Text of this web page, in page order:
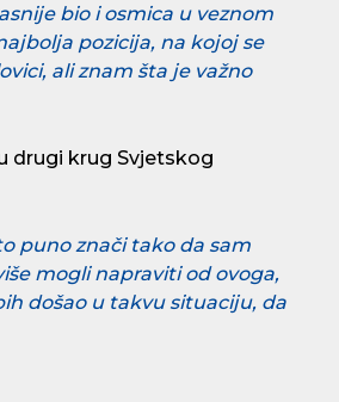
bio i osmica u veznom
pozicija, na kojoj se
ali znam šta je važno
drugi krug Svjetskog
puno znači tako da sam
mogli napraviti od ovoga,
došao u takvu situaciju, da